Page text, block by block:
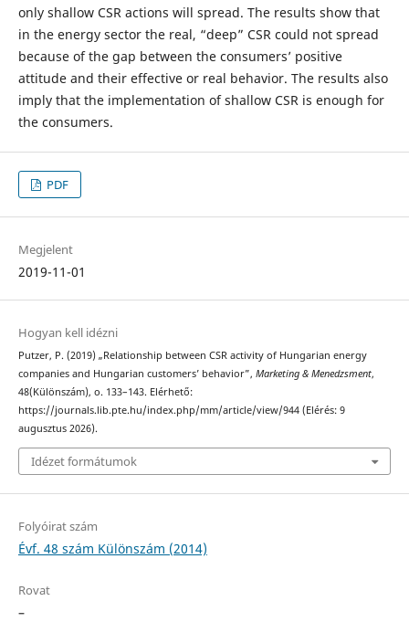
only shallow CSR actions will spread. The results show that
in the energy sector the real, “deep” CSR could not spread
because of the gap between the consumers’ positive
attitude and their effective or real behavior. The results also
imply that the implementation of shallow CSR is enough for
the consumers.
PDF
Megjelent
2019-11-01
Hogyan kell idézni
Putzer, P. (2019) „Relationship between CSR activity of Hungarian energy
companies and Hungarian customers’ behavior”, Marketing & Menedzsment,
48(Különszám), o. 133–143. Elérhető:
https://journals.lib.pte.hu/index.php/mm/article/view/944 (Elérés: 9
augusztus 2026).
Idézet formátumok
Folyóirat szám
Évf. 48 szám Különszám (2014)
Rovat
–